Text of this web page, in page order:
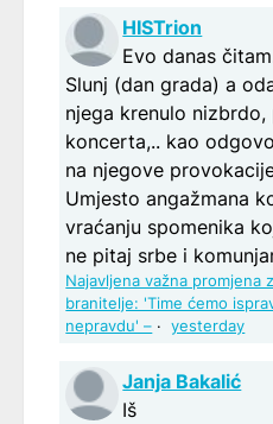
HISTrion
Evo danas
Slunj (dan grada) a
njega krenulo nizbrdo,
koncerta,.. kao
na njegove
Umjesto angažmana
vraćanju spomenika
ne pitaj srbe i
Najavljena važna promjena
branitelje: 'Time ćemo
nepravdu' – ·yesterday
Janja Bakalić
Iš